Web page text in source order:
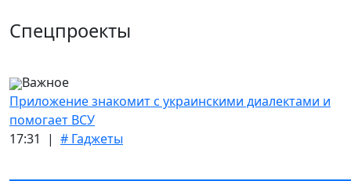
Спецпроекты
Важное
Приложение знакомит с украинскими диалектами и
помогает ВСУ
17:31 | # Гаджеты